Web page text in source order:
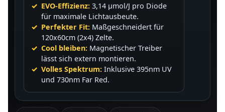
EVO-Effizienz:3,14 µmol/J pro Diode
für maximale Lichtausbeute.
Perfekter Fit:Maßgeschneidert für
120x60cm (2x4) Zelte.
Cool bleiben:Magnetischer Treiber
lässt sich extern montieren.
Volles Spektrum:Inklusive 395nm UV
und 730nm Far Red.